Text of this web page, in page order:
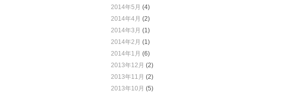
2014年5月 (4)
2014年4月 (2)
2014年3月 (1)
2014年2月 (1)
2014年1月 (6)
2013年12月 (2)
2013年11月 (2)
2013年10月 (5)